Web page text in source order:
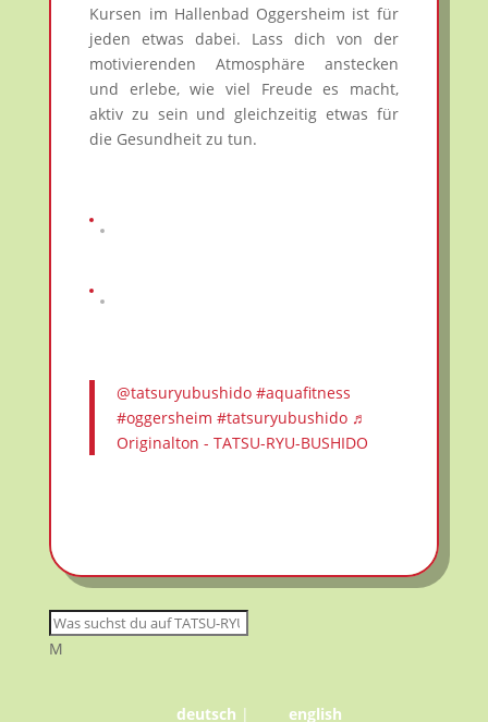
Kursen im Hallenbad Oggersheim ist für
jeden etwas dabei. Lass dich von der
motivierenden Atmosphäre anstecken
und erlebe, wie viel Freude es macht,
aktiv zu sein und gleichzeitig etwas für
die Gesundheit zu tun.
@tatsuryubushido #aquafitness
#oggersheim #tatsuryubushido ♬
Originalton - TATSU-RYU-BUSHIDO
M
deutsch | english